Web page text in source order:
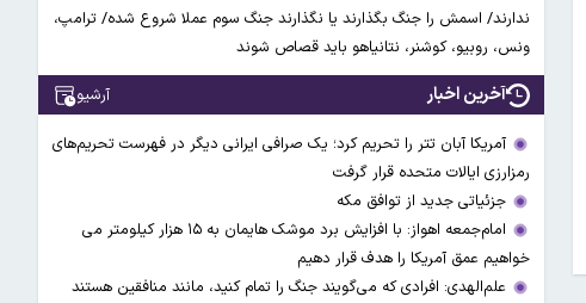
ندارند/ اسمش را جنگ بگذارند یا نگذارند جنگ سوم عملا شروع شده/ ترامپ،
ونس، روبیو، کوشنر، نتانیاهو باید قصاص شوند
آخرین اخبار آرشیو
آمریکا آبان تتر را تحریم کرد؛ یک صرافی ایرانی دیگر در فهرست تحریم‌های
رمزارزی ایالات متحده قرار گرفت
جزئیاتی جدید از توافق مکه
امام‌جمعه اهواز: با افزایش برد موشک هایمان به ۱۵ هزار کیلومتر می
خواهیم عمق آمریکا را هدف قرار دهیم
علم‌الهدی: افرادی که می‌گویند جنگ را تمام کنید، مانند منافقین هستند